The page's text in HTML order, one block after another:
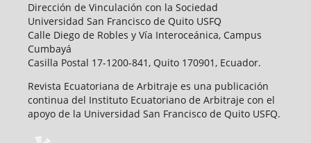
Dirección de Vinculación con la Sociedad
Universidad San Francisco de Quito USFQ
Calle Diego de Robles y Vía Interoceánica, Campus
Cumbayá
Casilla Postal 17-1200-841, Quito 170901, Ecuador.
Revista Ecuatoriana de Arbitraje es una publicación
continua del Instituto Ecuatoriano de Arbitraje con el
apoyo de la Universidad San Francisco de Quito USFQ.